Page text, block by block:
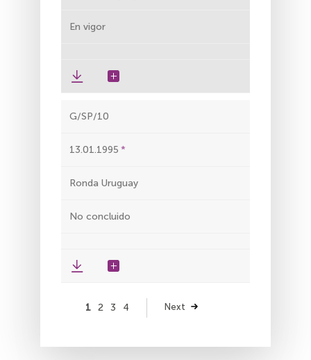
En vigor
G/SP/10
13.01.1995
Ronda Uruguay
No concluido
Paginación
Página
1 Página
2 Página
3 Página
4
Siguiente
Next